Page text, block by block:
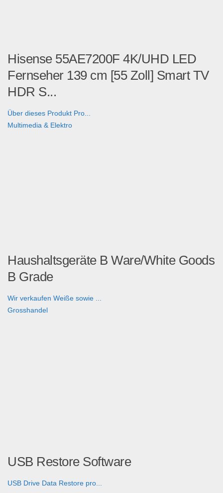
Hisense 55AE7200F 4K/UHD LED
Fernseher 139 cm [55 Zoll] Smart TV
HDR S...
Über dieses Produkt Pro...
Multimedia & Elektro
Haushaltsgeräte B Ware/White Goods
B Grade
Wir verkaufen Weiße sowie ...
Grosshandel
USB Restore Software
USB Drive Data Restore pro...